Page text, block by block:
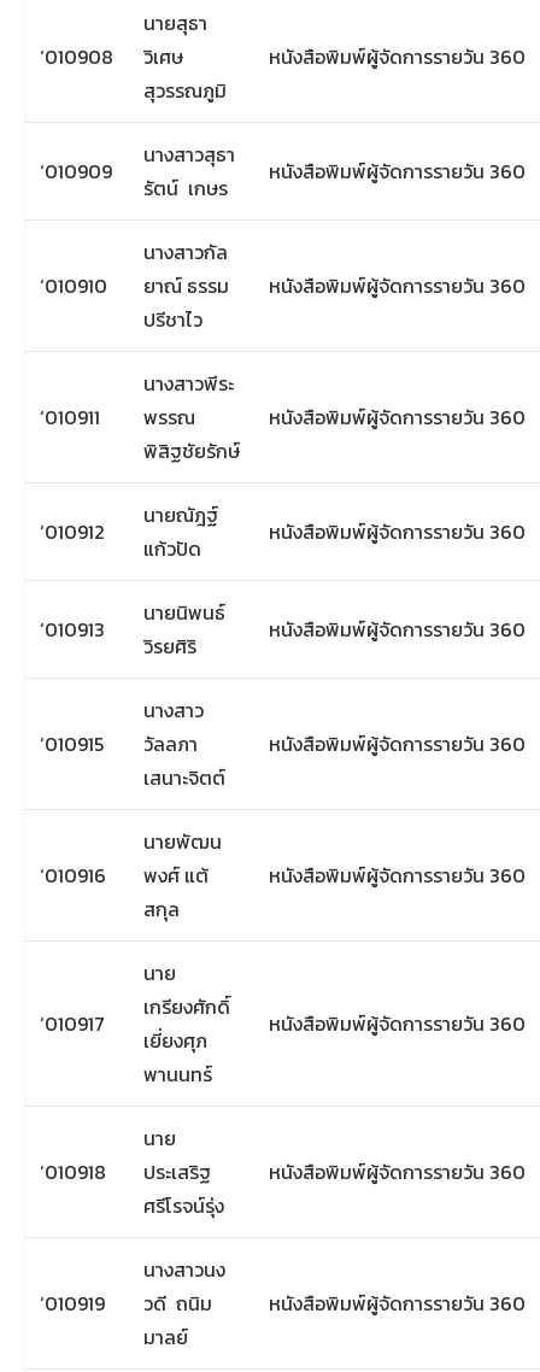
‘010908
นายสุธา
วิเศษ
สุวรรณภูมิ
หนังสือพิมพ์ผู้จัดการรายวัน 360
‘010909
นางสาวสุธา
รัตน์ เกษร
หนังสือพิมพ์ผู้จัดการรายวัน 360
‘010910
นางสาวกัล
ยาณ์ ธรรม
ปรีชาไว
หนังสือพิมพ์ผู้จัดการรายวัน 360
‘010911
นางสาวพีระ
พรรณ
พิสิฐชัยรักษ์
หนังสือพิมพ์ผู้จัดการรายวัน 360
‘010912
นายณัฎฐ์
แก้วปัด
หนังสือพิมพ์ผู้จัดการรายวัน 360
‘010913
นายนิพนธ์
วิรยศิริ
หนังสือพิมพ์ผู้จัดการรายวัน 360
‘010915
นางสาว
วัลลภา
เสนาะจิตต์
หนังสือพิมพ์ผู้จัดการรายวัน 360
‘010916
นายพัฒน
พงศ์ แต้
สกุล
หนังสือพิมพ์ผู้จัดการรายวัน 360
‘010917
นาย
เกรียงศักดิ์
เยี่ยงศุภ
พานนทร์
หนังสือพิมพ์ผู้จัดการรายวัน 360
‘010918
นาย
ประเสริฐ
ศรีโรจน์รุ่ง
หนังสือพิมพ์ผู้จัดการรายวัน 360
‘010919
นางสาวนง
วดี ถนิม
มาลย์
หนังสือพิมพ์ผู้จัดการรายวัน 360